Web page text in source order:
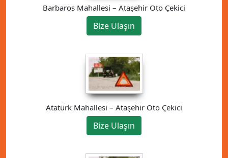
Barbaros Mahallesi – Ataşehir Oto Çekici
Bize Ulaşın
Atatürk Mahallesi – Ataşehir Oto Çekici
Bize Ulaşın